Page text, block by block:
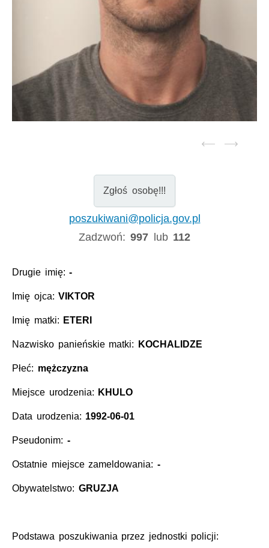
Zgłoś osobę!!!
poszukiwani@policja.gov.pl
Zadzwoń:997 lub 112
Drugie imię:-
Imię ojca:VIKTOR
Imię matki: ETERI
Nazwisko panieńskie matki: KOCHALIDZE
Płeć: mężczyzna
Miejsce urodzenia: KHULO
Data urodzenia: 1992-06-01
Pseudonim: -
Ostatnie miejsce zameldowania: -
Obywatelstwo: GRUZJA
Podstawa poszukiwania przez jednostki policji: